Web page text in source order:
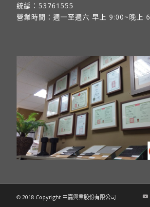
統編：53761555
營業時間：週一至週六 早上 9:00~晚上
© 2018 Copyright 中嘉興業股份有限公司